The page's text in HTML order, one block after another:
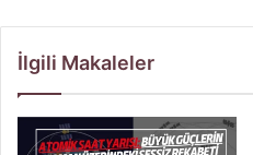
İlgili Makaleler